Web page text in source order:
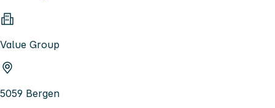
Value Group
5059 Bergen